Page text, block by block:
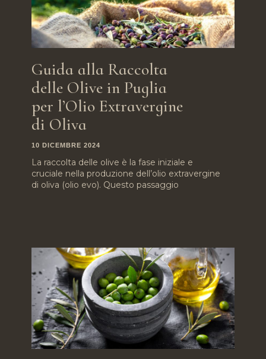
Guida alla Raccolta
delle Olive in Puglia
per l’Olio Extravergine
di Oliva
10 DICEMBRE 2024
La raccolta delle olive è la fase iniziale e
cruciale nella produzione dell’olio extravergine
di oliva (olio evo). Questo passaggio